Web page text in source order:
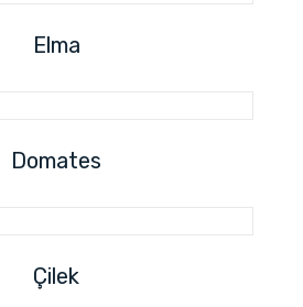
Elma
Domates
Çilek